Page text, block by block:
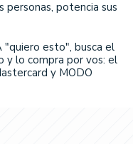
personas, potencia sus
"quiero esto", busca el
y lo compra por vos: el
y MODO